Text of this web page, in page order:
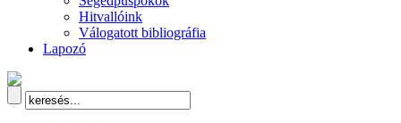
Hitvallóink
Válogatott bibliográfia
Lapozó